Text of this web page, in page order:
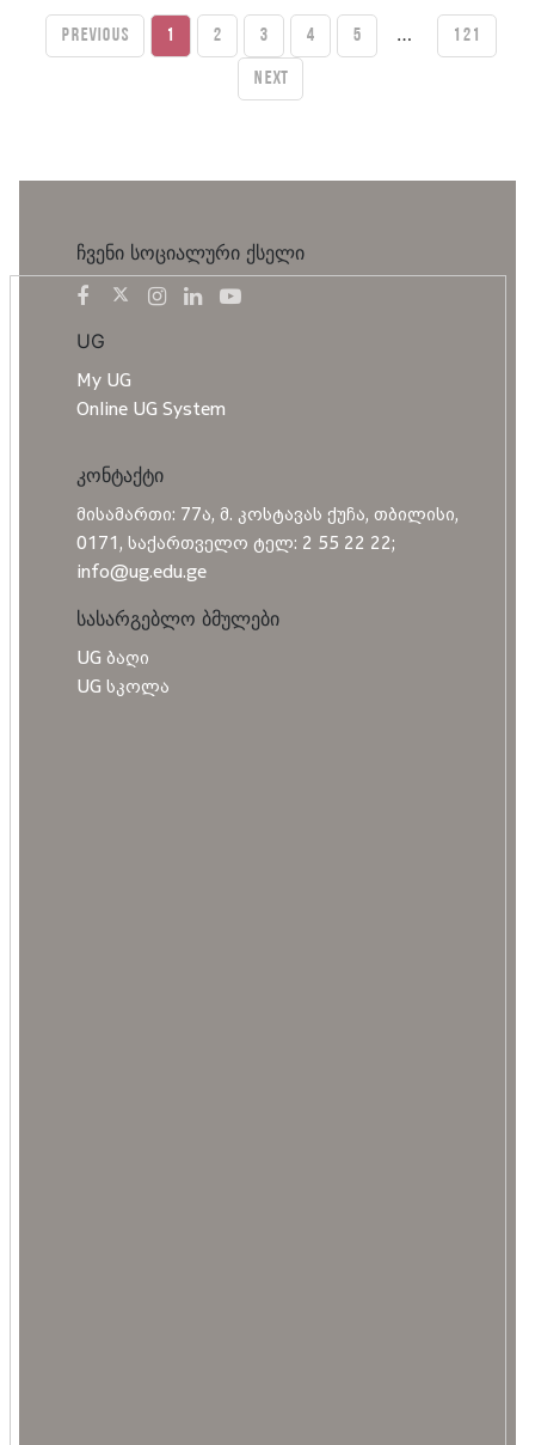
Previous 1 2 3 4 5 … 121
Next
ჩვენი სოციალური ქსელი
UG
My UG
Online UG System
კონტაქტი
მისამართი: 77ა, მ. კოსტავას ქუჩა, თბილისი,
0171, საქართველო ტელ: 2 55 22 22;
info@ug.edu.ge
სასარგებლო ბმულები
UG ბაღი
UG სკოლა